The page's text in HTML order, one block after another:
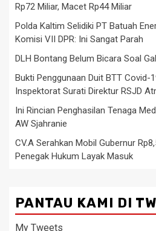
Rp72 Miliar, Macet Rp44 Miliar
Polda Kaltim Selidiki PT Batuah
Komisi VII DPR: Ini Sangat Parah
DLH Bontang Belum Bicara Soal
Bukti Penggunaan Duit BTT Covid-
Inspektorat Surati Direktur RSJD
Ini Rincian Penghasilan Tenaga
AW Sjahranie
CV.A Serahkan Mobil Gubernur
Penegak Hukum Layak Masuk
PANTAU KAMI DI
My Tweets